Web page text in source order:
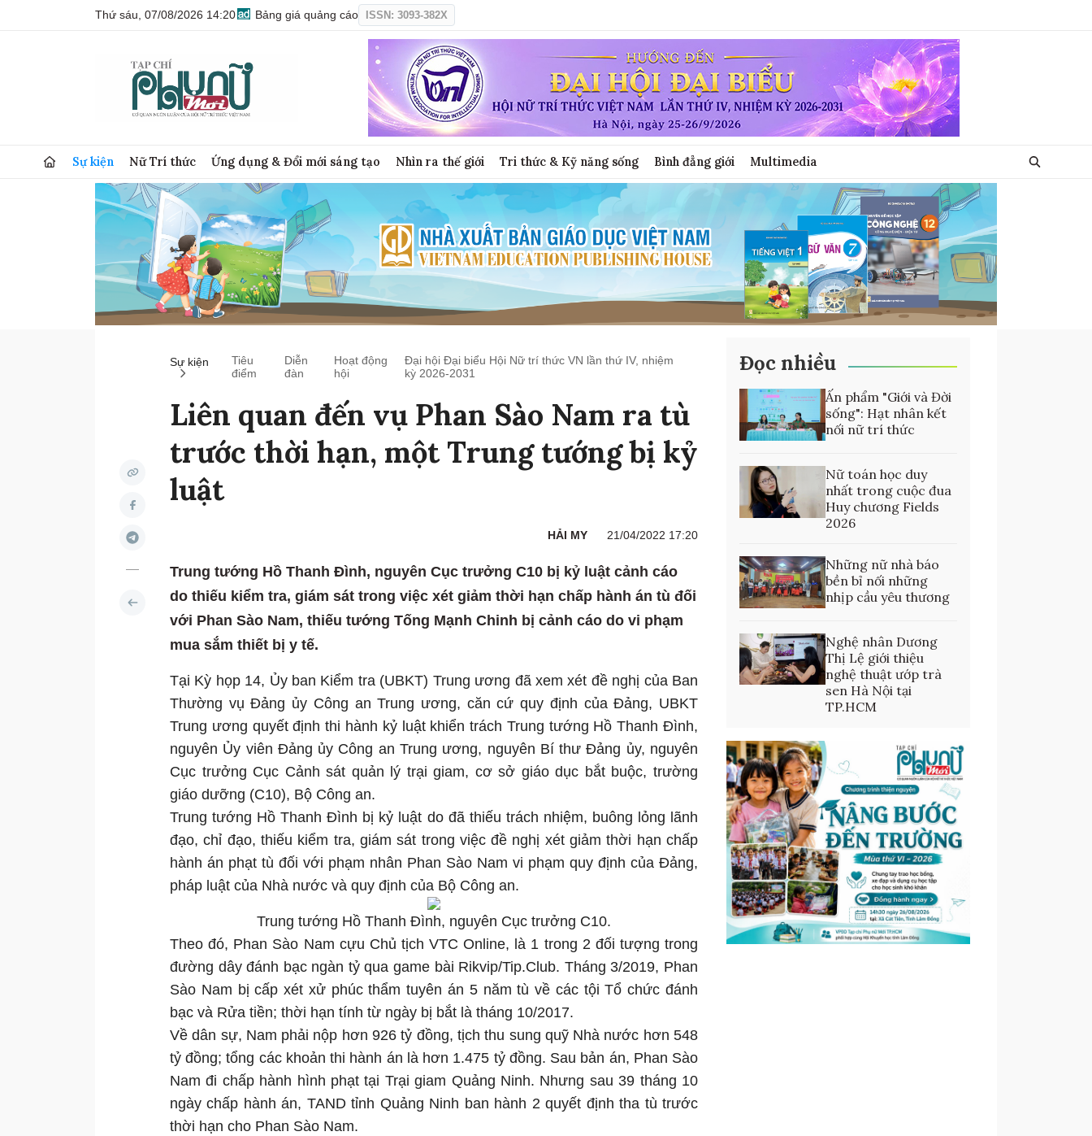
Thứ sáu, 07/08/2026 14:20 Bảng giá quảng cáo ISSN: 3093-382X
Sự kiện Nữ Trí thức Ứng dụng & Đổi mới sáng tạo Nhìn ra thế giới Tri thức & Kỹ năng sống Bình đẳng giới Multimedia
Sự kiện
Tiêu
điểm
Diễn
đàn
Hoạt động
hội
Đại hội Đại biểu Hội Nữ trí thức VN lần thứ IV, nhiệm
kỳ 2026-2031
Liên quan đến vụ Phan Sào Nam ra tù
trước thời hạn, một Trung tướng bị kỷ
luật
HẢI MY 21/04/2022 17:20
Trung tướng Hồ Thanh Đình, nguyên Cục trưởng C10 bị kỷ luật cảnh cáo
do thiếu kiểm tra, giám sát trong việc xét giảm thời hạn chấp hành án tù đối
với Phan Sào Nam, thiếu tướng Tống Mạnh Chinh bị cảnh cáo do vi phạm
mua sắm thiết bị y tế.
Tại Kỳ họp 14, Ủy ban Kiểm tra (UBKT) Trung ương đã xem xét đề nghị của Ban
Thường vụ Đảng ủy Công an Trung ương, căn cứ quy định của Đảng, UBKT
Trung ương quyết định thi hành kỷ luật khiển trách Trung tướng Hồ Thanh Đình,
nguyên Ủy viên Đảng ủy Công an Trung ương, nguyên Bí thư Đảng ủy, nguyên
Cục trưởng Cục Cảnh sát quản lý trại giam, cơ sở giáo dục bắt buộc, trường
giáo dưỡng (C10), Bộ Công an.
Trung tướng Hồ Thanh Đình bị kỷ luật do đã thiếu trách nhiệm, buông lỏng lãnh
đạo, chỉ đạo, thiếu kiểm tra, giám sát trong việc đề nghị xét giảm thời hạn chấp
hành án phạt tù đối với phạm nhân Phan Sào Nam vi phạm quy định của Đảng,
pháp luật của Nhà nước và quy định của Bộ Công an.
Trung tướng Hồ Thanh Đình, nguyên Cục trưởng C10.
Theo đó, Phan Sào Nam cựu Chủ tịch VTC Online, là 1 trong 2 đối tượng trong
đường dây đánh bạc ngàn tỷ qua game bài Rikvip/Tip.Club. Tháng 3/2019, Phan
Sào Nam bị cấp xét xử phúc thẩm tuyên án 5 năm tù về các tội Tổ chức đánh
bạc và Rửa tiền; thời hạn tính từ ngày bị bắt là tháng 10/2017.
Về dân sự, Nam phải nộp hơn 926 tỷ đồng, tịch thu sung quỹ Nhà nước hơn 548
tỷ đồng; tổng các khoản thi hành án là hơn 1.475 tỷ đồng. Sau bản án, Phan Sào
Nam đi chấp hành hình phạt tại Trại giam Quảng Ninh. Nhưng sau 39 tháng 10
ngày chấp hành án, TAND tỉnh Quảng Ninh ban hành 2 quyết định tha tù trước
thời hạn cho Phan Sào Nam.
Đọc nhiều
Ấn phẩm "Giới và Đời
sống": Hạt nhân kết
nối nữ trí thức
Nữ toán học duy
nhất trong cuộc đua
Huy chương Fields
2026
Những nữ nhà báo
bền bỉ nối những
nhịp cầu yêu thương
Nghệ nhân Dương
Thị Lệ giới thiệu
nghệ thuật ướp trà
sen Hà Nội tại
TP.HCM